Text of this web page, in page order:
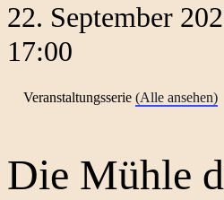
22. September
17:00
Veranstaltungsserie (Alle ansehen)
Die Mühle